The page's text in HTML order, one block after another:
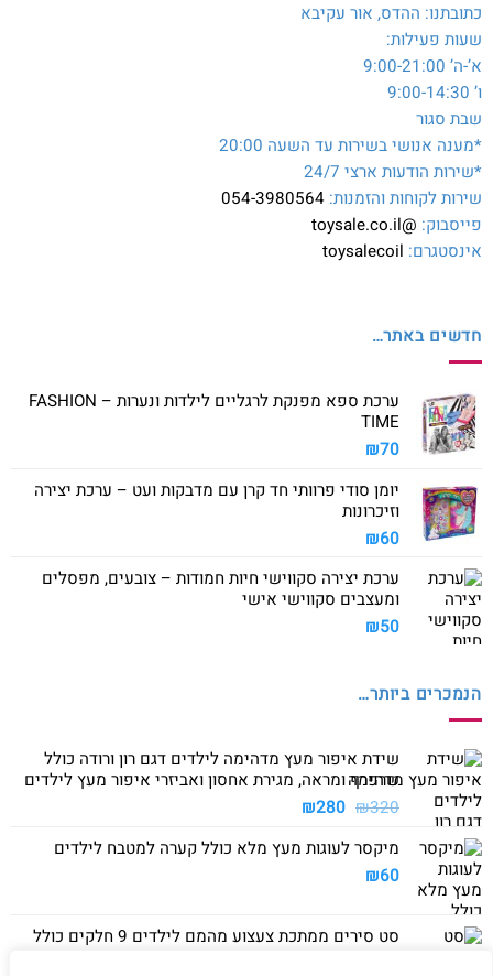
כתובתנו: ההדס, אור עקיבא
שעות פעילות:
א’-ה’ 9:00-21:00
ו’ 9:00-14:30
שבת סגור
*מענה אנושי בשירות עד השעה 20:00
*שירות הודעות ארצי 24/7
שירות לקוחות והזמנות: 054-3980564
פייסבוק: @toysale.co.il
אינסטגרם: toysalecoil
חדשים באתר…
ערכת ספא מפנקת לרגליים לילדות ונערות – FASHION
TIME
₪70
יומן סודי פרוותי חד קרן עם מדבקות ועט – ערכת יצירה
וזיכרונות
₪60
ערכת יצירה סקווישי חיות חמודות – צובעים, מפסלים
ומעצבים סקווישי אישי
₪50
הנמכרים ביותר…
שידת איפור מעץ מדהימה לילדים דגם רון ורודה כולל
שרפרף ומראה, מגירת אחסון ואביזרי איפור מעץ לילדים
₪320
המחיר
היה:
₪280 המחיר
הוא:
מיקסר לעוגות מעץ מלא כולל קערה למטבח לילדים
₪60
סט סירים ממתכת צעצוע מהמם לילדים 9 חלקים כולל